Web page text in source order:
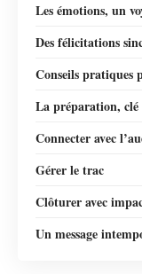
Les émotions, un
Des félicitations
Conseils pratiques
La préparation, clé
Connecter avec
Gérer le trac
Clôturer avec
Un message